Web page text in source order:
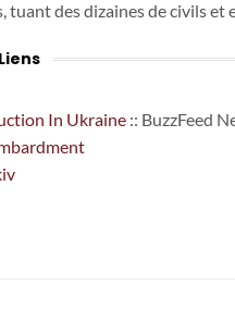
des dizaines de civils et
Liens
In Ukraine :: BuzzFeed